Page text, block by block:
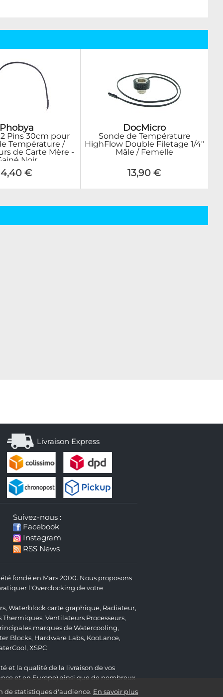
de statistiques d'audience. En savoir plus
Phobya
Pins 30cm pour
Température /
de Carte Mère -
Noir
4,40 €
DocMicro
Sonde de Température
HighFlow Double Filetage 1/4"
Mâle / Femelle
13,90 €
Livraison Express
Suivez-nous :
Facebook
Instagram
RSS News
fondé en Mars 2000. Nous proposons
l'Overclocking de votre
, Waterblock carte graphique, Radiateur,
Thermiques, Ventilateurs Processeurs,
marques de Watercooling,
Blocks, Hardware Labs, KooLance,
, XSPC
et la qualité de la livraison de vos
et en Europe) ainsi que de nombreux